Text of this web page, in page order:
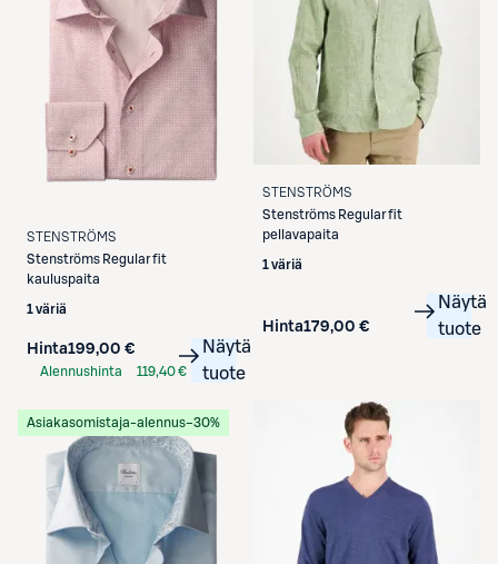
STENSTRÖMS
Stenströms Regular fit
kauluspaita
1 väriä
Hinta199,00 €
Alennushinta
119,40 €
Näytä
tuote
STENSTRÖMS
Stenströms Regular fit
pellavapaita
1 väriä
Hinta179,00 €
Näytä
tuote
Asiakasomistaja-alennus−30%